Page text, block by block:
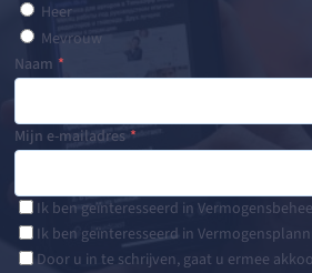
Heer
Mevrouw
Naam
Mijn e-mailadres
Ik ben geïnteresseerd in
Ik ben geïnteresseerd in
Door u in te schrijven, gaat u ermee